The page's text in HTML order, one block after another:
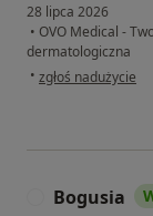
28 lipca 2026
• OVO Medical -
dermatologiczna
• w opinii
zgłoś nadużycie
Bogusia